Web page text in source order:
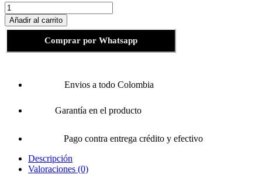
Ventilador
de
Cuello
Añadir al carrito
Comprar por Whatsapp
Envios a todo Colombia
Garantía en el producto
Pago contra entrega crédito y efectivo
Descripción
Valoraciones (0)